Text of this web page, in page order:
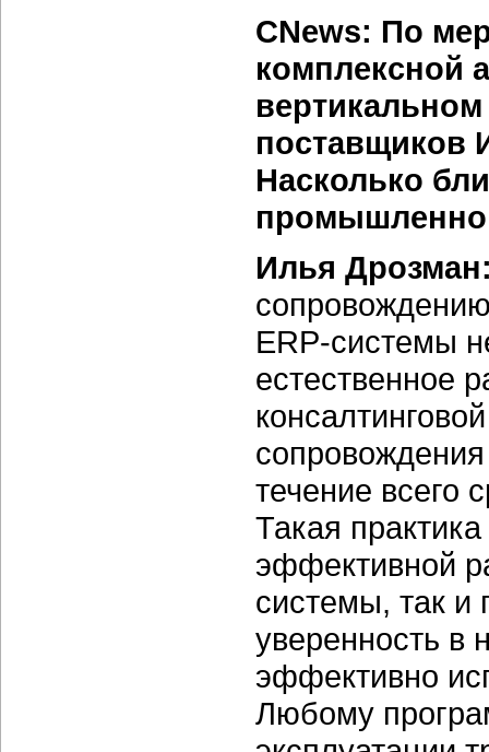
CNews: По
комплексной
поставщиков
Насколько
Илья
ERP-системы
естественное
течение всего
Такая
эффективной
системы, так и
уверенность в
эффективно
Любому